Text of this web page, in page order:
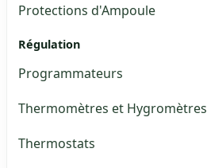
Protections d'Ampoule
Régulation
Programmateurs
Thermomètres et Hygromètres
Thermostats